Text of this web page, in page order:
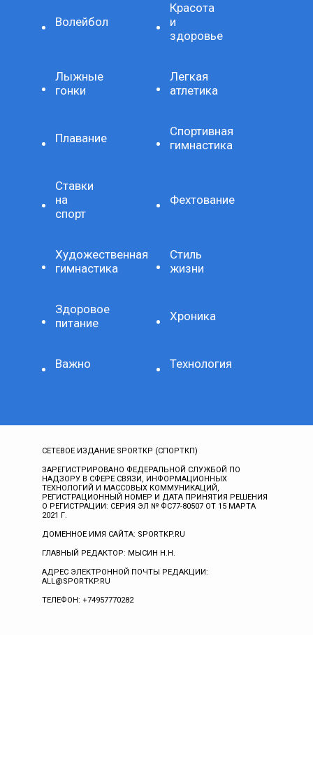
Волейбол
Красота
и
здоровье
Лыжные
гонки
Легкая
атлетика
Плавание
Спортивная
гимнастика
Ставки
на
спорт
Фехтование
Художественная
гимнастика
Стиль
жизни
Здоровое
питание
Хроника
Важно Технология
СЕТЕВОЕ ИЗДАНИЕ SPORTKP (СПОРТКП)
ЗАРЕГИСТРИРОВАНО ФЕДЕРАЛЬНОЙ СЛУЖБОЙ ПО
НАДЗОРУ В СФЕРЕ СВЯЗИ, ИНФОРМАЦИОННЫХ
ТЕХНОЛОГИЙ И МАССОВЫХ КОММУНИКАЦИЙ,
РЕГИСТРАЦИОННЫЙ НОМЕР И ДАТА ПРИНЯТИЯ РЕШЕНИЯ
О РЕГИСТРАЦИИ: СЕРИЯ ЭЛ № ФС77-80507 ОТ 15 МАРТА
2021 Г.
ДОМЕННОЕ ИМЯ САЙТА: SPORTKP.RU
ГЛАВНЫЙ РЕДАКТОР: МЫСИН Н.Н.
АДРЕС ЭЛЕКТРОННОЙ ПОЧТЫ РЕДАКЦИИ:
ALL@SPORTKP.RU
ТЕЛЕФОН: +74957770282